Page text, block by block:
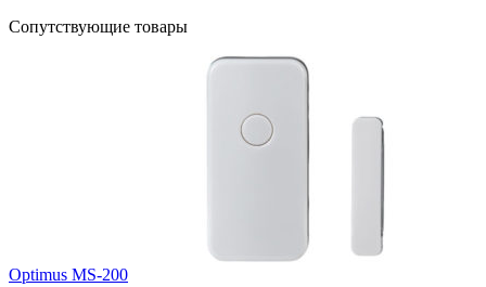
Сопутствующие товары
Optimus MS-200